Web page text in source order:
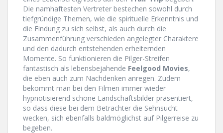
Die namhaftesten Vertreter bestechen sowohl durch
tiefgründige Themen, wie die spirituelle Erkenntnis und
die Findung zu sich selbst, als auch durch die
Zusammenführung verschieden angelegter Charaktere
und den dadurch entstehenden erheiternden
Momente. So funktionieren die Pilger-Streifen
fantastisch als lebensbejahende Feelgood Movies,
die eben auch zum Nachdenken anregen. Zudem
bekommt man bei den Filmen immer wieder
hypnotisierend schöne Landschaftsbilder präsentiert,
so dass diese bei dem Betrachter die Sehnsucht
wecken, sich ebenfalls baldmöglichst auf Pilgerreise zu
begeben.